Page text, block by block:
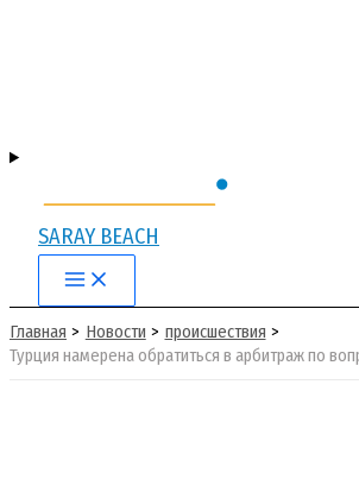
SARAY BEACH
Main
Menu
Главная Новости
происшествия
Турция намерена обратиться в арбитраж по